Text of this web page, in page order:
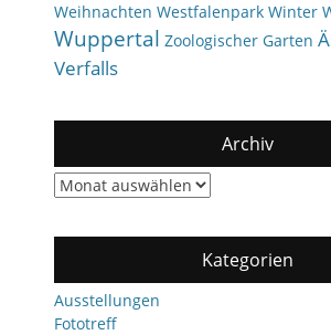
Weihnachten Westfalenpark Winter
Wuppertal Zoologischer Garten
Verfalls
Archiv
Archiv
Kategorien
Ausstellungen
Fototreff